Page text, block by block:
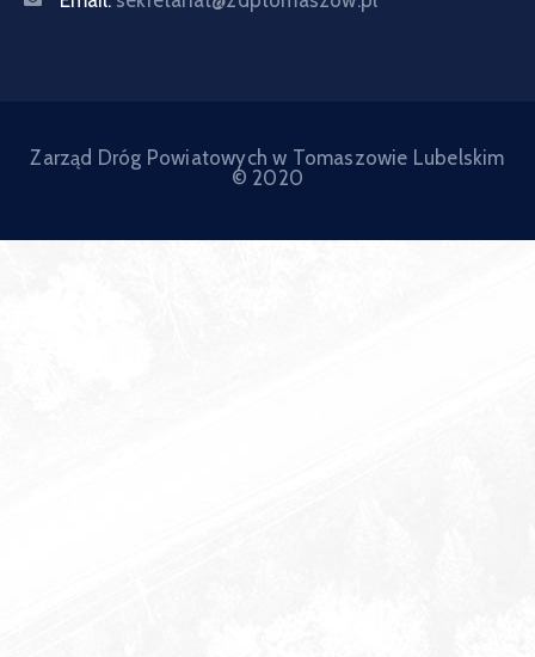
Zarząd Dróg Powiatowych w Tomaszowie Lubelskim
© 2020